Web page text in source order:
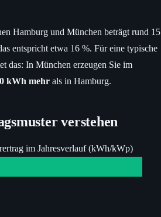
Hamburg und München beträgt rund
entspricht etwa 16 %. Für eine typische
das: In München erzeugen Sie im
kWh mehr als in Hamburg.
verstehen
im Jahresverlauf (kWh/kWp)